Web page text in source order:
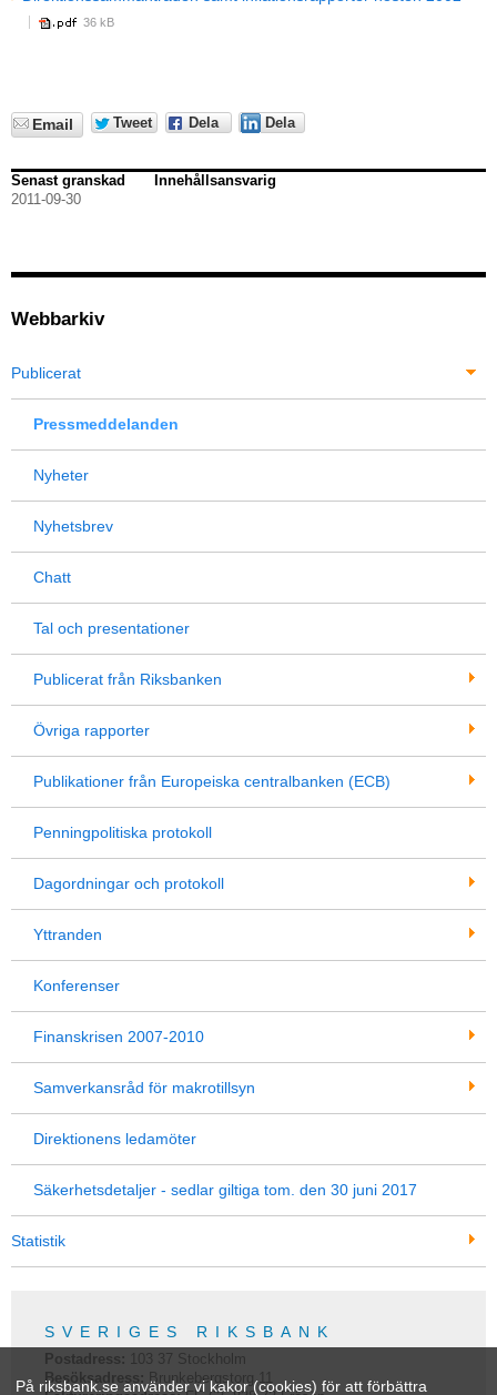
36 kB
Email Tweet Dela Dela
Senast granskad
2011-09-30
Innehållsansvarig
Webbarkiv
Publicerat
Pressmeddelanden
Nyheter
Nyhetsbrev
Chatt
Tal och presentationer
Publicerat från Riksbanken
Övriga rapporter
Publikationer från Europeiska centralbanken (ECB)
Penningpolitiska protokoll
Dagordningar och protokoll
Yttranden
Konferenser
Finanskrisen 2007-2010
Samverkansråd för makrotillsyn
Direktionens ledamöter
Säkerhetsdetaljer - sedlar giltiga tom. den 30 juni 2017
Statistik
SVERIGES RIKSBANK
Postadress: 103 37 Stockholm
Besöksadress: Brunkebergstorg 11
På riksbank.se använder vi kakor (cookies) för att förbättra